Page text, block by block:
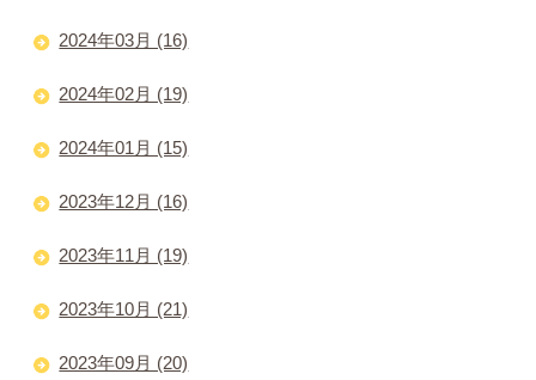
2024年03月 (16)
2024年02月 (19)
2024年01月 (15)
2023年12月 (16)
2023年11月 (19)
2023年10月 (21)
2023年09月 (20)